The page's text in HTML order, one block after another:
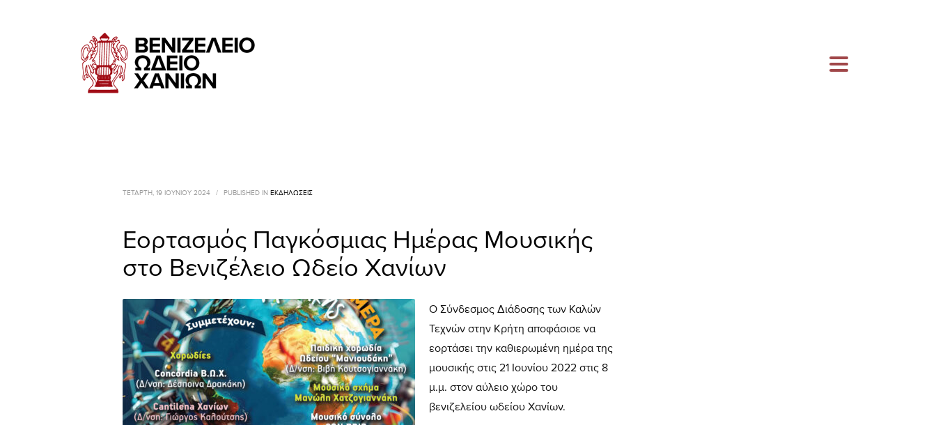
ΤΕΤΆΡΤΗ, 19 ΙΟΥΝΊΟΥ 2024 / PUBLISHED IN ΕΚΔΗΛΏΣΕΙΣ
Εορτασμός Παγκόσμιας Ημέρας Μουσικής
στο Βενιζέλειο Ωδείο Χανίων
Ο Σύνδεσμος Διάδοσης των Καλών
Τεχνών στην Κρήτη αποφάσισε να
εορτάσει την καθιερωμένη ημέρα της
μουσικής στις 21 Ιουνίου 2022 στις 8
μ.μ. στον αύλειο χώρο του
βενιζελείου ωδείου Χανίων.